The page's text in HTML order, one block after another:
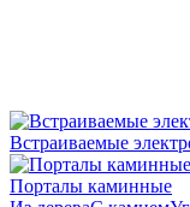
Встраиваемые
Порталы каминные